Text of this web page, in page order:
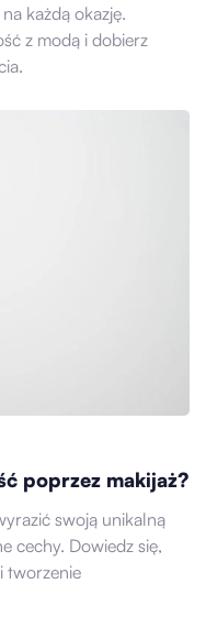
każdą okazję.
z modą i dobierz
poprzez makijaż?
swoją unikalną
cechy. Dowiedz się,
tworzenie